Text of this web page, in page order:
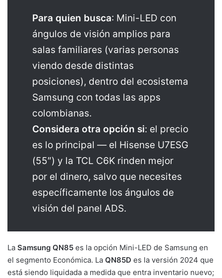
Para quien busca: Mini-LED con
ángulos de visión amplios para
salas familiares (varias personas
viendo desde distintas
posiciones), dentro del ecosistema
Samsung con todas las apps
colombianas.
Considera otra opción si: el precio
es lo principal — el Hisense U7ESG
(55″) y la TCL C6K rinden mejor
por el dinero, salvo que necesites
específicamente los ángulos de
visión del panel ADS.
La Samsung QN85 es la opción Mini-LED de Samsung en
el segmento Económica. La QN85D es la versión 2024 que
está siendo liquidada a medida que entra inventario nuevo;